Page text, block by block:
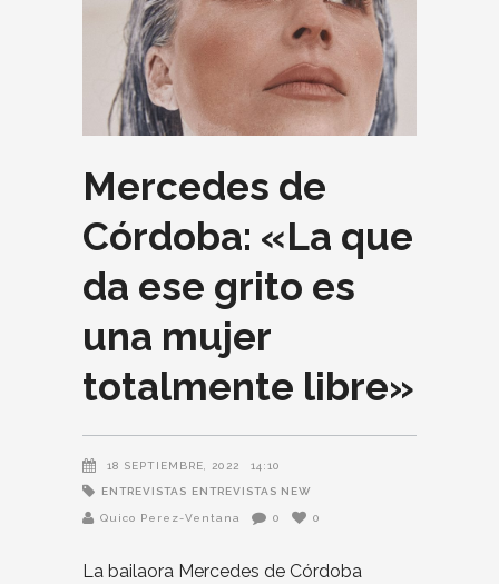
Mercedes de
Córdoba: «La que
da ese grito es
una mujer
totalmente libre»
18 SEPTIEMBRE, 2022 14:10
ENTREVISTAS ENTREVISTAS NEW
Quico Perez-Ventana 0 0
La bailaora Mercedes de Córdoba